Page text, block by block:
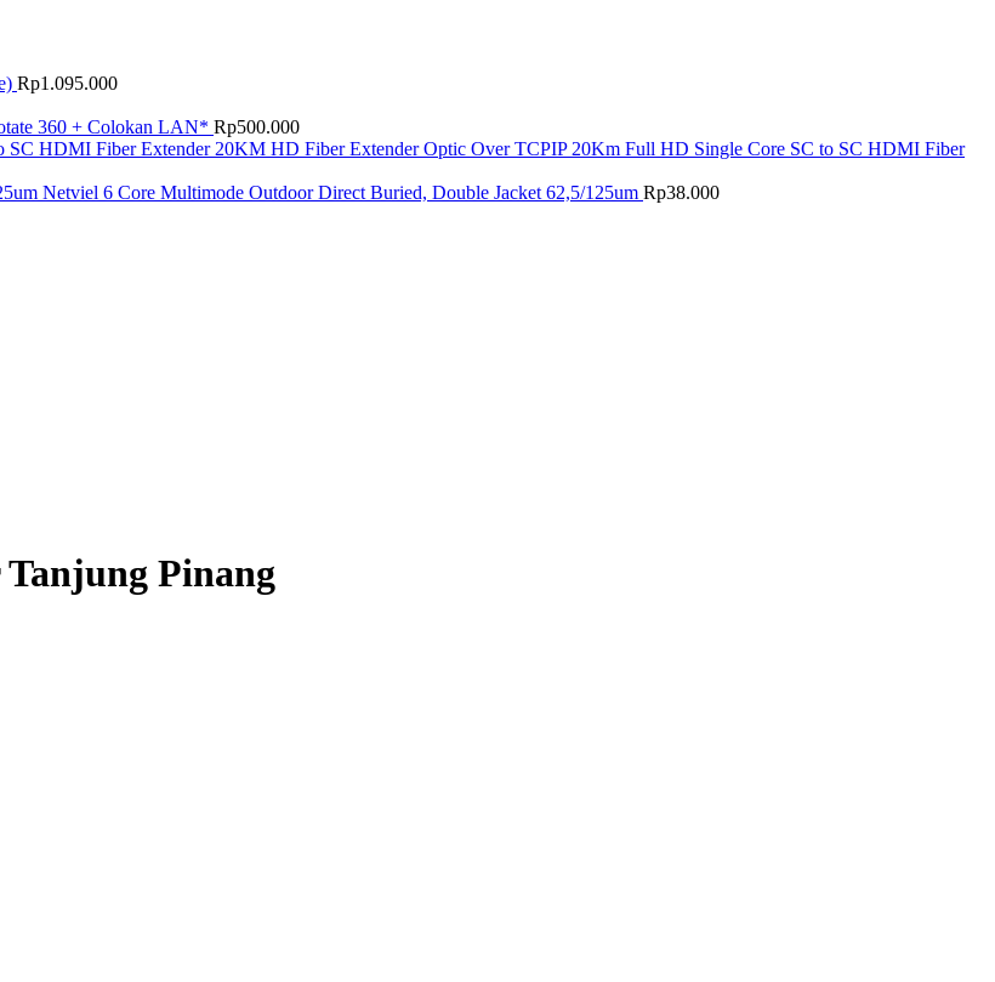
Rp1.095.000
360 + Colokan LAN* Rp500.000
HD Fiber Extender Optic Over TCPIP 20Km Full HD Single Core SC to SC HDMI Fiber
Netviel 6 Core Multimode Outdoor Direct Buried, Double Jacket 62,5/125um Rp38.000
Pinang